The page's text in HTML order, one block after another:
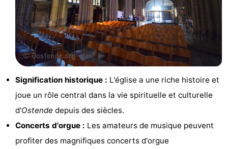
intérieures
mini-
golf
bien-
être
Villages
villes
Nature
Sports
Piscines
Faire
Signification historique : L'église a une riche histoire et
joue un rôle central dans la vie spirituelle et culturelle
d'Ostende depuis des siècles.
Concerts d'orgue : Les amateurs de musique peuvent
profiter des magnifiques concerts d'orgue